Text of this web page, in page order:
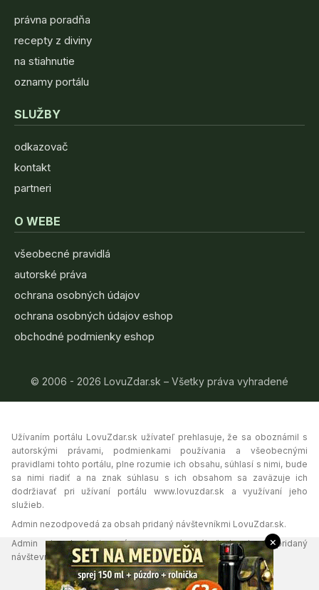
právna poradňa
recepty z diviny
na stiahnutie
oznamy portálu
SLUŽBY
odkazovač
kontakt
partneri
O WEBE
všeobecné pravidlá
autorské práva
ochrana osobných údajov
ochrana osobných údajov eshop
obchodné podmienky eshop
© 2006 - 2026 LovuZdar.sk – Všetky práva vyhradené
Užívaním portálu LovuZdar.sk užívateľ prehlasuje, že sa oboznámil s
autorskými právami, podmienkami používania a všeobecnými
pravidlami tohto portálu, plne rozumie ich obsahu, súhlasí s nimi, bude
sa nimi riadiť a na znak súhlasu s ich obsahom sa zaväzuje ich
dodržiavať pri užívaní portálu www.lovuzdar.sk a využívaní jeho
služieb.
Admin nezodpovedá za obsah pridaný návštevníkmi LovuZdar.sk.
Admin si vyhradzuje právo vymazať akýkoľvek obsah pridaný
návštevníkmi portálu, ak tak uzná za vhodné.
×